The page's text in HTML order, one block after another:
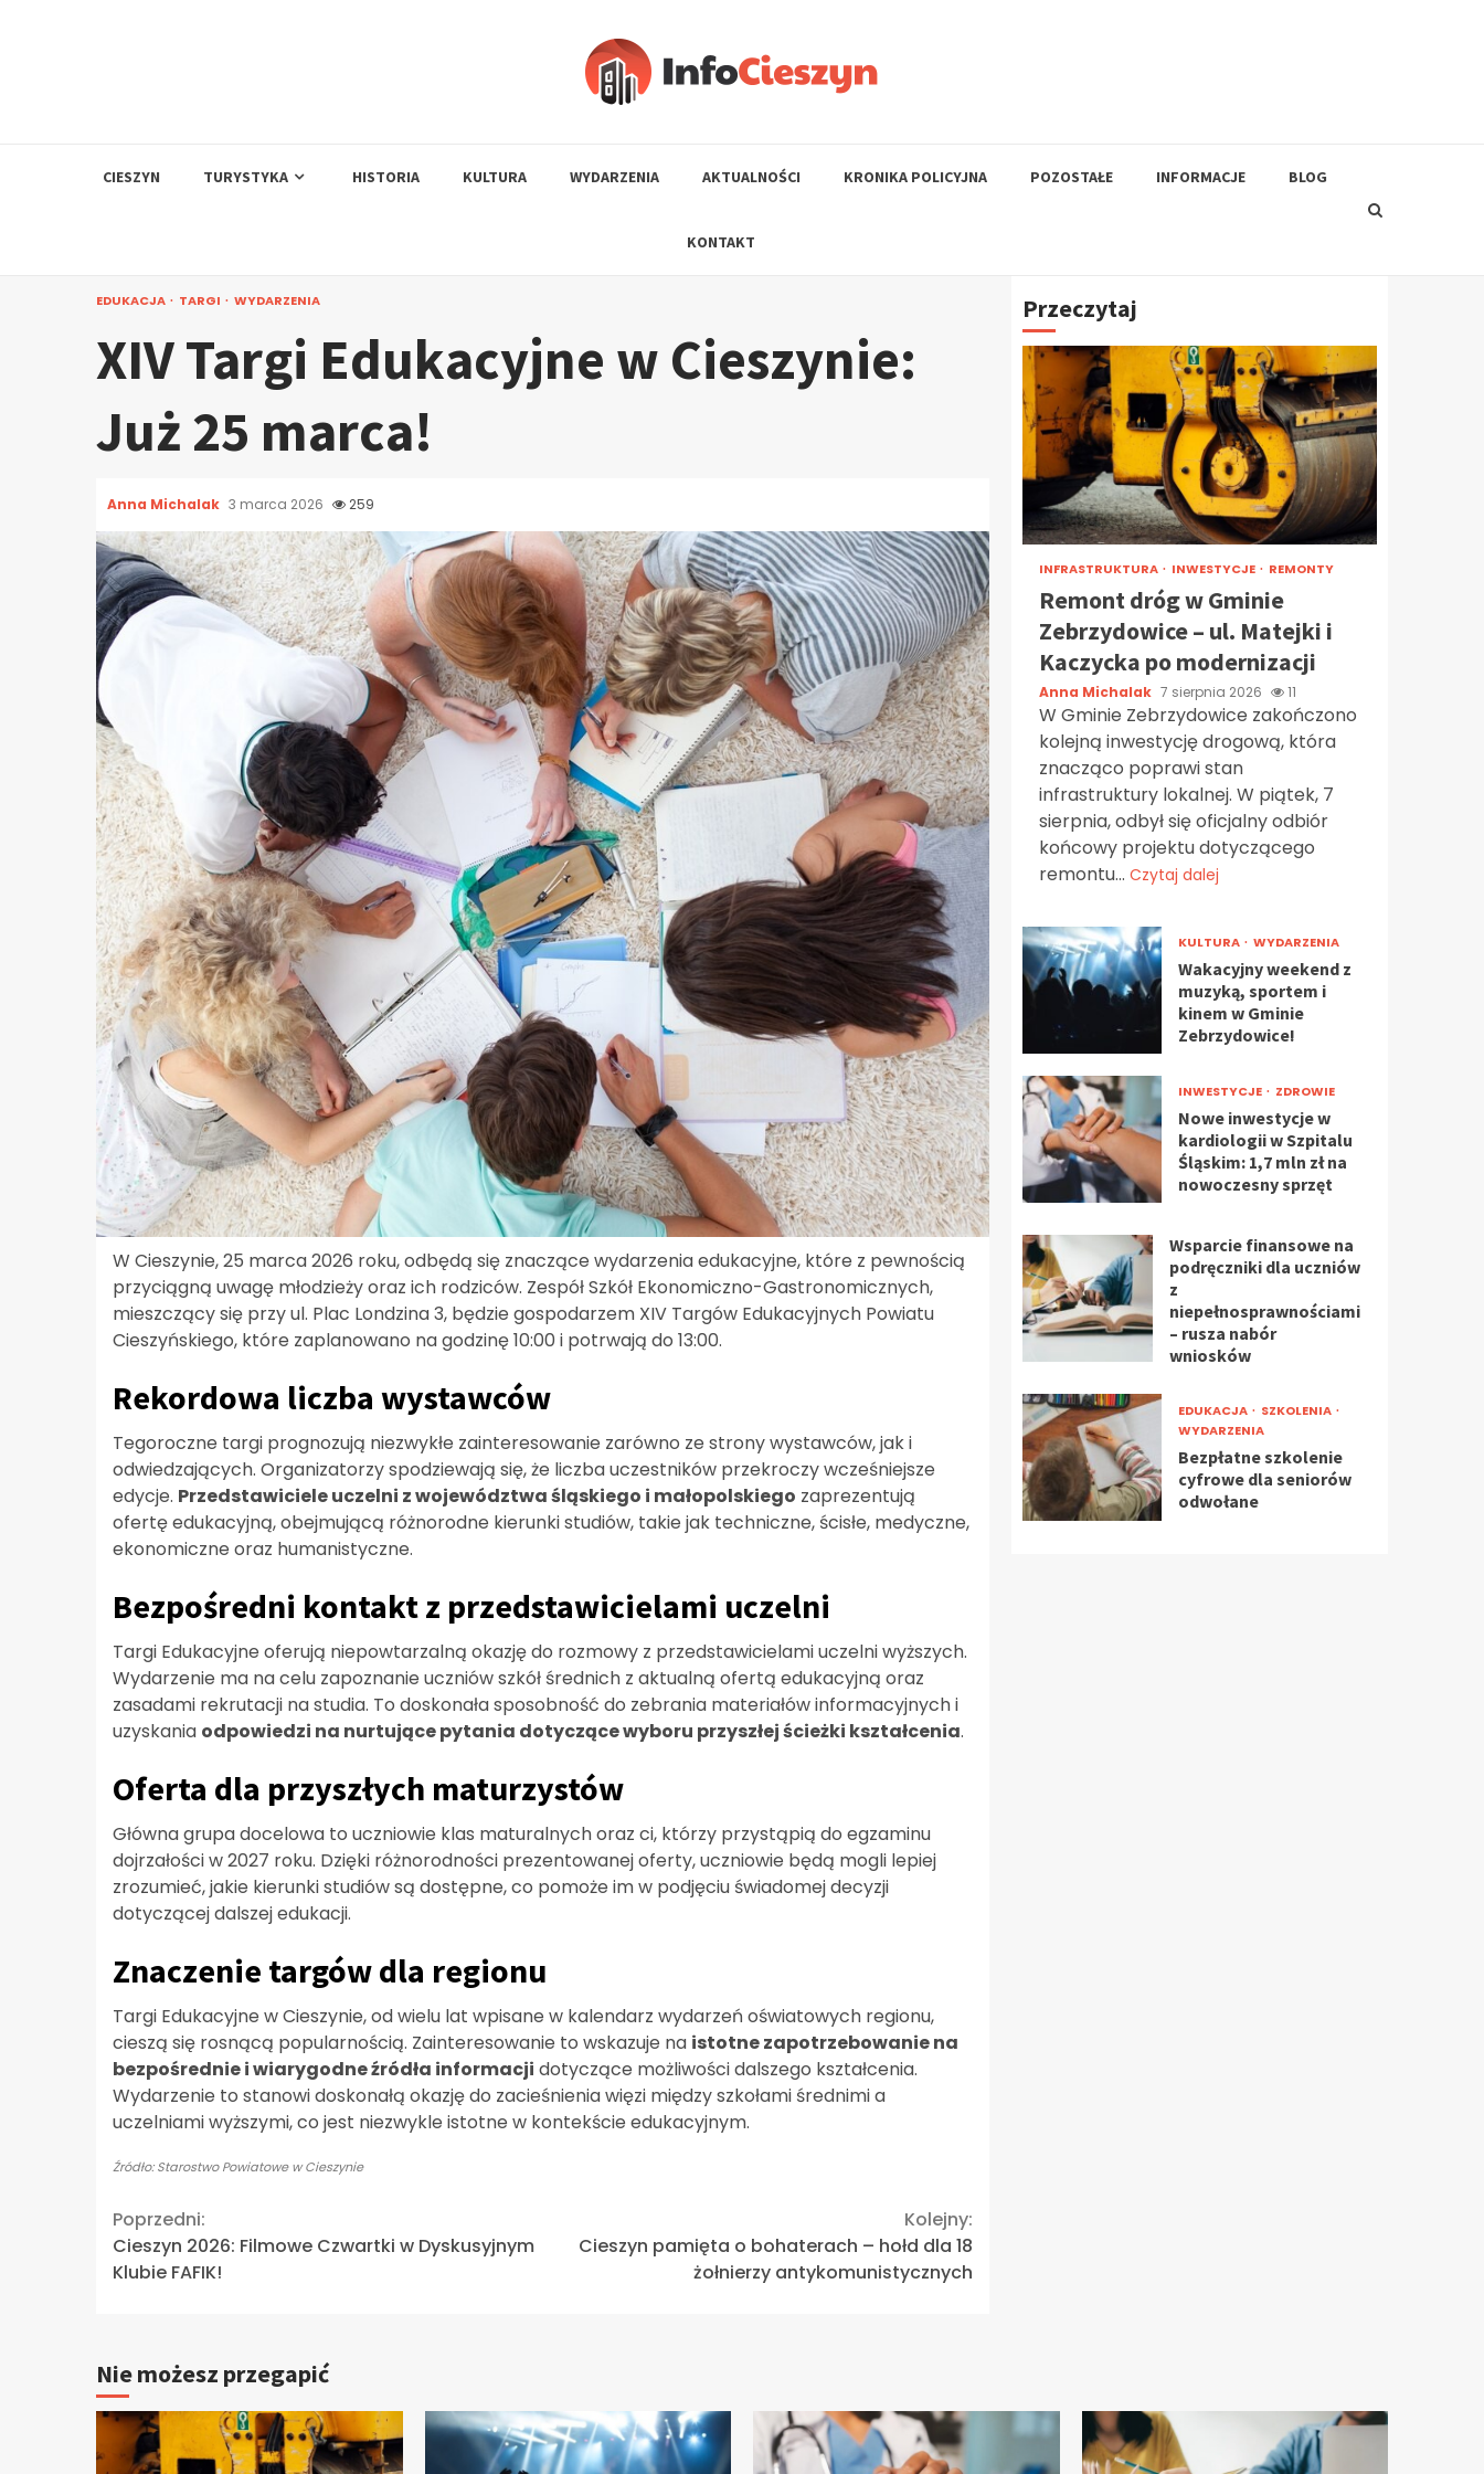
CIESZYN TURYSTYKA HISTORIA KULTURA WYDARZENIA AKTUALNOŚCI KRONIKA POLICYJNA POZOSTAŁE INFORMACJE BLOG
KONTAKT
EDUKACJA TARGI WYDARZENIA
XIV Targi Edukacyjne w Cieszynie:
Już 25 marca!
Anna Michalak 3 marca 2026 259
W Cieszynie, 25 marca 2026 roku, odbędą się znaczące wydarzenia edukacyjne, które z pewnością
przyciągną uwagę młodzieży oraz ich rodziców. Zespół Szkół Ekonomiczno-Gastronomicznych,
mieszczący się przy ul. Plac Londzina 3, będzie gospodarzem XIV Targów Edukacyjnych Powiatu
Cieszyńskiego, które zaplanowano na godzinę 10:00 i potrwają do 13:00.
Rekordowa liczba wystawców
Tegoroczne targi prognozują niezwykłe zainteresowanie zarówno ze strony wystawców, jak i
odwiedzających. Organizatorzy spodziewają się, że liczba uczestników przekroczy wcześniejsze
edycje. Przedstawiciele uczelni z województwa śląskiego i małopolskiego zaprezentują
ofertę edukacyjną, obejmującą różnorodne kierunki studiów, takie jak techniczne, ścisłe, medyczne,
ekonomiczne oraz humanistyczne.
Bezpośredni kontakt z przedstawicielami uczelni
Targi Edukacyjne oferują niepowtarzalną okazję do rozmowy z przedstawicielami uczelni wyższych.
Wydarzenie ma na celu zapoznanie uczniów szkół średnich z aktualną ofertą edukacyjną oraz
zasadami rekrutacji na studia. To doskonała sposobność do zebrania materiałów informacyjnych i
uzyskania odpowiedzi na nurtujące pytania dotyczące wyboru przyszłej ścieżki kształcenia.
Oferta dla przyszłych maturzystów
Główna grupa docelowa to uczniowie klas maturalnych oraz ci, którzy przystąpią do egzaminu
dojrzałości w 2027 roku. Dzięki różnorodności prezentowanej oferty, uczniowie będą mogli lepiej
zrozumieć, jakie kierunki studiów są dostępne, co pomoże im w podjęciu świadomej decyzji
dotyczącej dalszej edukacji.
Znaczenie targów dla regionu
Targi Edukacyjne w Cieszynie, od wielu lat wpisane w kalendarz wydarzeń oświatowych regionu,
cieszą się rosnącą popularnością. Zainteresowanie to wskazuje na istotne zapotrzebowanie na
bezpośrednie i wiarygodne źródła informacji dotyczące możliwości dalszego kształcenia.
Wydarzenie to stanowi doskonałą okazję do zacieśnienia więzi między szkołami średnimi a
uczelniami wyższymi, co jest niezwykle istotne w kontekście edukacyjnym.
Źródło: Starostwo Powiatowe w Cieszynie
Continue
Reading
Poprzedni:
Cieszyn 2026: Filmowe Czwartki w Dyskusyjnym
Klubie FAFIK!
Kolejny:
Cieszyn pamięta o bohaterach – hołd dla 18
żołnierzy antykomunistycznych
Przeczytaj
INFRASTRUKTURA INWESTYCJE REMONTY
Remont dróg w Gminie
Zebrzydowice – ul. Matejki i
Kaczycka po modernizacji
Anna Michalak 7 sierpnia 2026 11
W Gminie Zebrzydowice zakończono
kolejną inwestycję drogową, która
znacząco poprawi stan
infrastruktury lokalnej. W piątek, 7
sierpnia, odbył się oficjalny odbiór
końcowy projektu dotyczącego
remontu... Czytaj dalej
KULTURA WYDARZENIA
Wakacyjny weekend z
muzyką, sportem i
kinem w Gminie
Zebrzydowice!
INWESTYCJE ZDROWIE
Nowe inwestycje w
kardiologii w Szpitalu
Śląskim: 1,7 mln zł na
nowoczesny sprzęt
Wsparcie finansowe na
podręczniki dla uczniów
z
niepełnosprawnościami
– rusza nabór
wniosków
EDUKACJA
SZKOLENIA
WYDARZENIA
Bezpłatne szkolenie
cyfrowe dla seniorów
odwołane
Nie możesz przegapić